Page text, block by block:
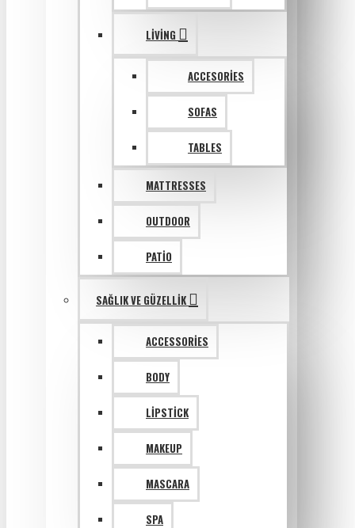
LIVING
ACCESORIES
SOFAS
TABLES
MATTRESSES
OUTDOOR
PATIO
SAĞLIK VE GÜZELLIK
ACCESSORIES
BODY
LIPSTICK
MAKEUP
MASCARA
SPA